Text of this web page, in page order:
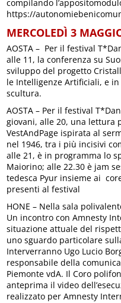
compilando
https://
MERCOLEDÌ 3
AOSTA – Per il festival
alle 11, la conferenza su
sviluppo del progetto
le Intelligenze Artificiali, e
scultura.
AOSTA – Per il festival
giovani, alle 20, una lettura
VestAndPage ispirata al
nel 1946, tra i più incisivi
alle 21, è in programma lo
Maiorino; alle 22.30 è jam
tedesca Pyur insieme ai
presenti al festival
HONE – Nella sala
Un incontro con Amnesty
situazione attuale del
uno sguardo particolare
Interverranno Ugo Lucio
responsabile della
Piemonte vdA. Il Coro
anteprima il video
realizzato per Amnesty